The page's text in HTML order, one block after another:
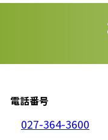
ん、漏えい、滅失及び
本ウェブサイトでは、
コンテンツへのアクセ
ません。また、お使い
本ウェブサイトでは、
せん。この機能は
8. プライバシーポリシー
を除いて，応募者等に
9. お問い合わせ窓口
電話番号
027-364-3600